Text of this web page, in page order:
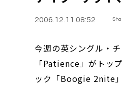
2006.12.11 08:52
今週の英シングル・
「Patience」がトッ
ック「Boogie 2nite